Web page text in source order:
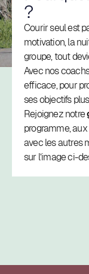
?
Courir seul est
motivation, la
groupe, tout
Avec nos
efficace, pour
ses objectifs
Rejoignez notre
programme,
avec les autres
sur l’image ci-